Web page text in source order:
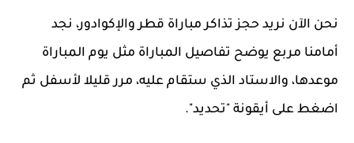
نحن الآن نريد حجز تذاكر مباراة قطر والإكوادور، نجد
أمامنا مربع يوضح تفاصيل المباراة مثل يوم المباراة
موعدها، والاستاد الذي ستقام عليه، مرر قليلا لأسفل ثم
اضغط على أيقونة "تحديد".